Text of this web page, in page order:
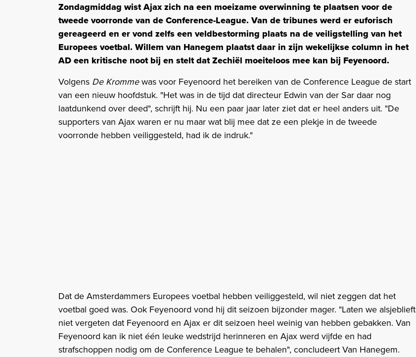
Zondagmiddag wist Ajax zich na een moeizame overwinning te plaatsen voor de
tweede voorronde van de Conference-League. Van de tribunes werd er euforisch
gereageerd en er vond zelfs een veldbestorming plaats na de veiligstelling van het
Europees voetbal. Willem van Hanegem plaatst daar in zijn wekelijkse column in het
AD een kritische noot bij en stelt dat Zechiël moeiteloos mee kan bij Feyenoord.
Volgens De Krommewas voor Feyenoord het bereiken van de Conference League de start
van een nieuw hoofdstuk. "Het was in de tijd dat directeur Edwin van der Sar daar nog
laatdunkend over deed", schrijft hij. Nu een paar jaar later ziet dat er heel anders uit. "De
supporters van Ajax waren er nu maar wat blij mee dat ze een plekje in de tweede
voorronde hebben veiliggesteld, had ik de indruk."
Dat de Amsterdammers Europees voetbal hebben veiliggesteld, wil niet zeggen dat het
voetbal goed was. Ook Feyenoord vond hij dit seizoen bijzonder mager. "Laten we alsjeblieft
niet vergeten dat Feyenoord en Ajax er dit seizoen heel weinig van hebben gebakken. Van
Feyenoord kan ik niet één leuke wedstrijd herinneren en Ajax werd vijfde en had
strafschoppen nodig om de Conference League te behalen", concludeert Van Hanegem.